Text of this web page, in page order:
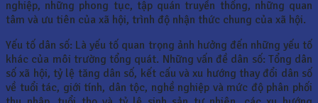
nghiệp, những phong tục, tập quán truyền thống, những quan
tâm và ưu tiên của xã hội, trình độ nhận thức chung của xã hội.
Yếu tố dân số: Là yếu tố quan trọng ảnh hưởng đến những yếu tố
khác của môi trường tổng quát. Những vấn đề dân số: Tổng dân
số xã hội, tỷ lệ tăng dân số, kết cấu và xu hướng thay đổi dân số
về tuổi tác, giới tính, dân tộc, nghề nghiệp và mức độ phân phối